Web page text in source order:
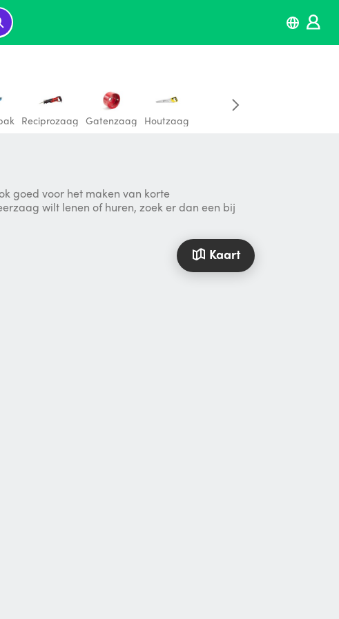
Reciprozaag Gatenzaag Houtzaag
goed voor het maken van korte
wilt lenen of huren, zoek er dan een bij
Kaart